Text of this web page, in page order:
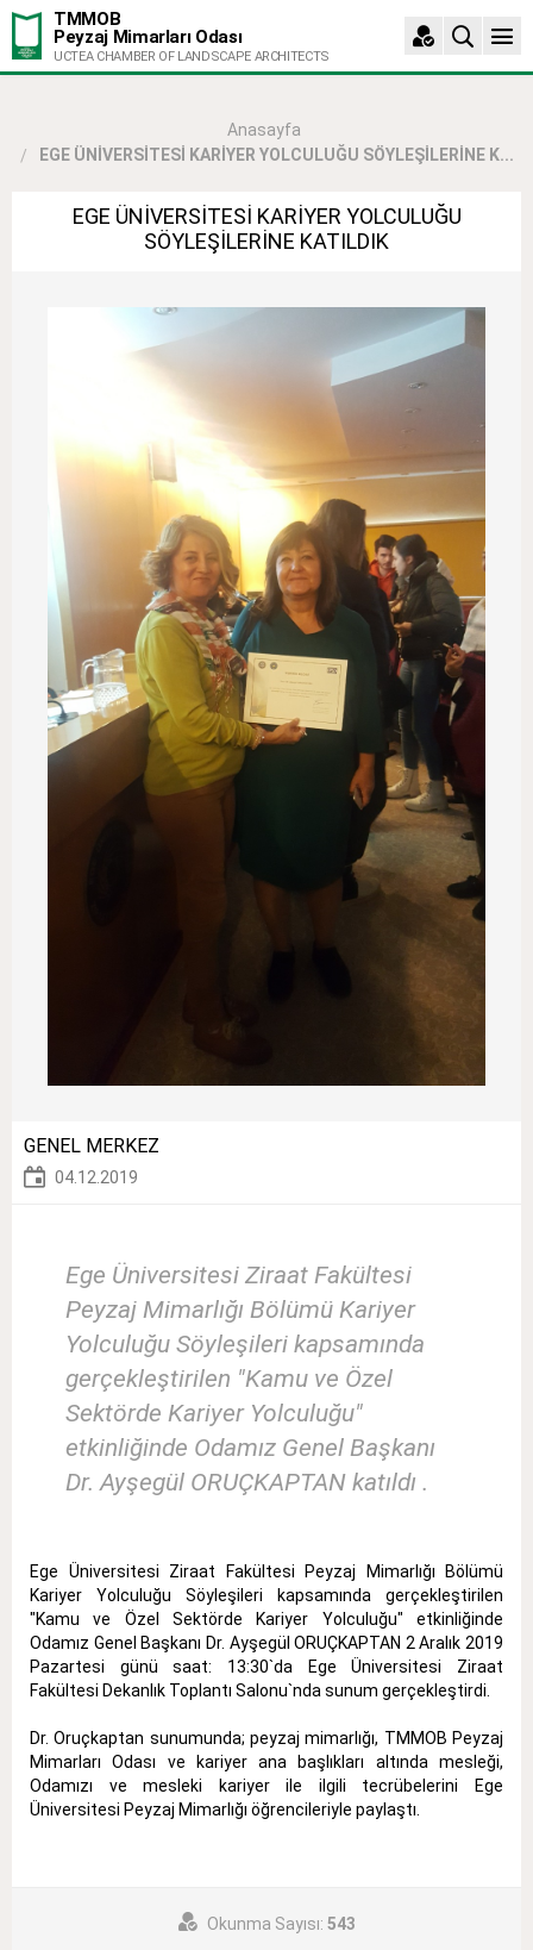
TMMOB
Peyzaj Mimarları Odası
UCTEA CHAMBER OF LANDSCAPE ARCHITECTS
Anasayfa
EGE ÜNİVERSİTESİ KARİYER YOLCULUĞU SÖYLEŞİLERİNE K...
EGE ÜNİVERSİTESİ KARİYER YOLCULUĞU
SÖYLEŞİLERİNE KATILDIK
GENEL MERKEZ
04.12.2019
Ege Üniversitesi Ziraat Fakültesi
Peyzaj Mimarlığı Bölümü Kariyer
Yolculuğu Söyleşileri kapsamında
gerçekleştirilen "Kamu ve Özel
Sektörde Kariyer Yolculuğu"
etkinliğinde Odamız Genel Başkanı
Dr. Ayşegül ORUÇKAPTAN katıldı .
Ege Üniversitesi Ziraat Fakültesi Peyzaj Mimarlığı Bölümü
Kariyer Yolculuğu Söyleşileri kapsamında gerçekleştirilen
"Kamu ve Özel Sektörde Kariyer Yolculuğu" etkinliğinde
Odamız Genel Başkanı Dr. Ayşegül ORUÇKAPTAN 2 Aralık 2019
Pazartesi günü saat: 13:30`da Ege Üniversitesi Ziraat
Fakültesi Dekanlık Toplantı Salonu`nda sunum gerçekleştirdi.
Dr. Oruçkaptan sunumunda; peyzaj mimarlığı, TMMOB Peyzaj
Mimarları Odası ve kariyer ana başlıkları altında mesleği,
Odamızı ve mesleki kariyer ile ilgili tecrübelerini Ege
Üniversitesi Peyzaj Mimarlığı öğrencileriyle paylaştı.
Okunma Sayısı: 543